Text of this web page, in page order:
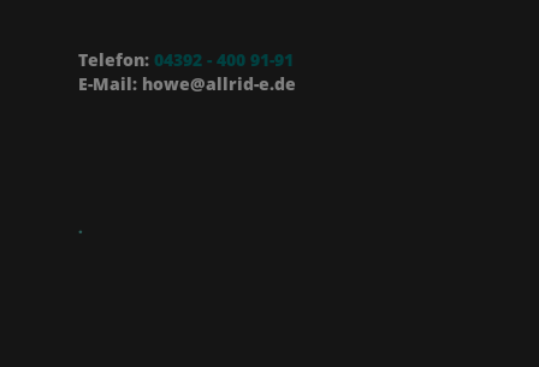
Telefon: 04392 - 400 91-91
E-Mail: howe@allrid-e.de
.